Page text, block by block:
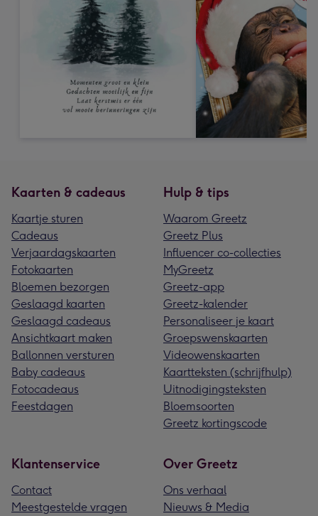
Kaarten & cadeaus
Kaartje sturen
Cadeaus
Verjaardagskaarten
Fotokaarten
Bloemen bezorgen
Geslaagd kaarten
Geslaagd cadeaus
Ansichtkaart maken
Ballonnen versturen
Baby cadeaus
Fotocadeaus
Feestdagen
Hulp & tips
Waarom Greetz
Greetz Plus
Influencer co-collecties
MyGreetz
Greetz-app
Greetz-kalender
Personaliseer je kaart
Groepswenskaarten
Videowenskaarten
Kaartteksten (schrijfhulp)
Uitnodigingsteksten
Bloemsoorten
Greetz kortingscode
Klantenservice
Contact
Meestgestelde vragen
Over Greetz
Ons verhaal
Nieuws & Media